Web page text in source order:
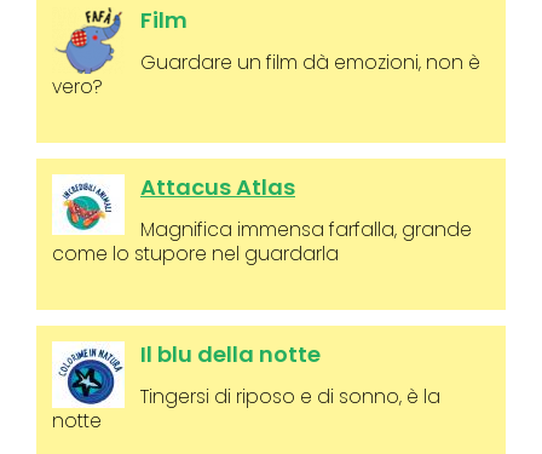
Film
Guardare un film dà emozioni, non è
vero?
Attacus Atlas
Magnifica immensa farfalla, grande
come lo stupore nel guardarla
Il blu della notte
Tingersi di riposo e di sonno, è la
notte